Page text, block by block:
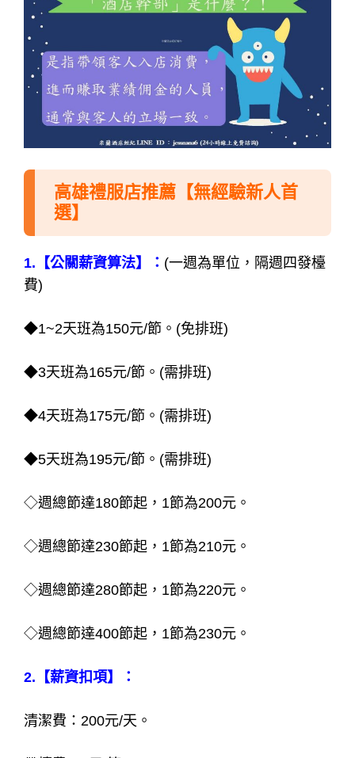
高雄禮服店推薦【無經驗新人首
選】
1.【公關薪資算法】： (一週為單位，隔週四發檯
費)
◆1~2天班為150元/節。(免排班)
◆3天班為165元/節。(需排班)
◆4天班為175元/節。(需排班)
◆5天班為195元/節。(需排班)
◇週總節達180節起，1節為200元。
◇週總節達230節起，1節為210元。
◇週總節達280節起，1節為220元。
◇週總節達400節起，1節為230元。
2.【薪資扣項】：
清潔費：200元/天。